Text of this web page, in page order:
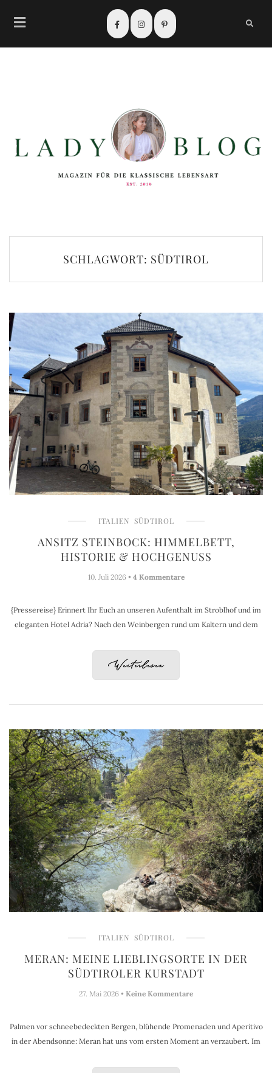
SCHLAGWORT: SÜDTIROL
ITALIEN SÜDTIROL
ANSITZ STEINBOCK: HIMMELBETT,
HISTORIE & HOCHGENUSS
10. Juli 2026 • 4 Kommentare
{Pressereise} Erinnert Ihr Euch an unseren Aufenthalt im Stroblhof und im
eleganten Hotel Adria? Nach den Weinbergen rund um Kaltern und dem
Weiterlesen
ITALIEN SÜDTIROL
MERAN: MEINE LIEBLINGSORTE IN DER
SÜDTIROLER KURSTADT
27. Mai 2026 • Keine Kommentare
Palmen vor schneebedeckten Bergen, blühende Promenaden und Aperitivo
in der Abendsonne: Meran hat uns vom ersten Moment an verzaubert. Im